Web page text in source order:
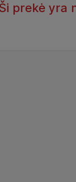
prekė yra